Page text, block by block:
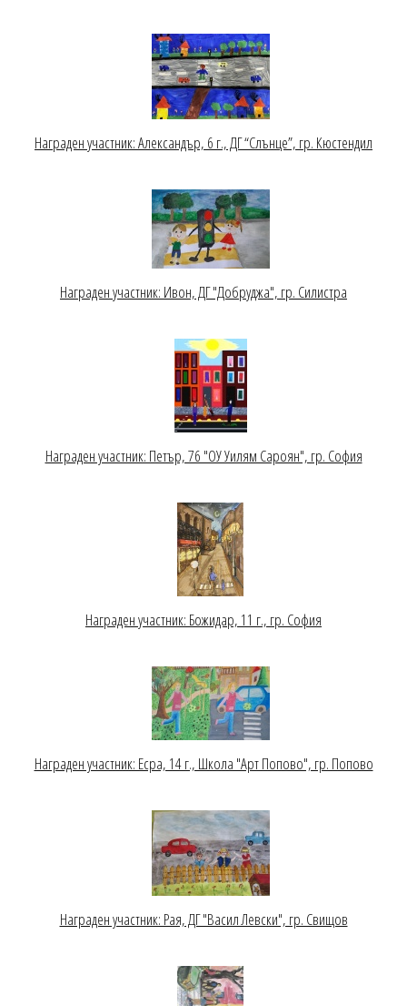
Награден участник: Александър, 6 г., ДГ “Слънце”, гр. Кюстендил
Награден участник: Ивон, ДГ "Добруджа", гр. Силистра
Награден участник: Петър, 76 "ОУ Уилям Сароян", гр. София
Награден участник: Божидар, 11 г., гр. София
Награден участник: Есра, 14 г., Школа "Арт Попово", гр. Попово
Награден участник: Рая, ДГ "Васил Левски", гр. Свищов